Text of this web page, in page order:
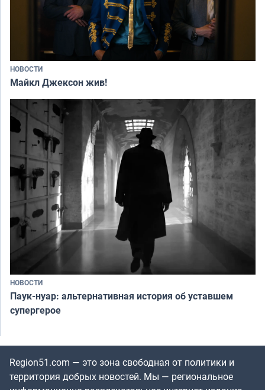
НОВОСТИ
Майкл Джексон жив!
НОВОСТИ
Паук-нуар: альтернативная история об уставшем
супергерое
Region51.com — это зона свободная от политики и
территория добрых новостей. Мы — региональное